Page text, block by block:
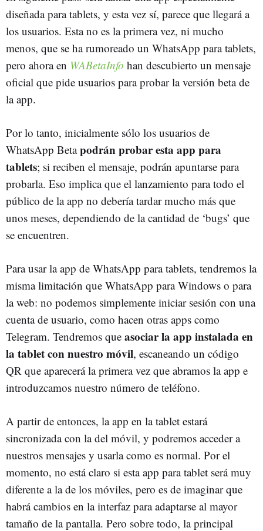
diseñada para tablets, y esta vez sí, parece que llegará a
los usuarios. Esta no es la primera vez, ni mucho
menos, que se ha rumoreado un WhatsApp para tablets,
pero ahora en WABetaInfo han descubierto un mensaje
oficial que pide usuarios para probar la versión beta de
la app.
Por lo tanto, inicialmente sólo los usuarios de
WhatsApp Betapodrán probar esta app para
tablets; si reciben el mensaje, podrán apuntarse para
probarla. Eso implica que el lanzamiento para todo el
público de la app no debería tardar mucho más que
unos meses, dependiendo de la cantidad de ‘bugs’ que
se encuentren.
Para usar la app de WhatsApp para tablets, tendremos la
misma limitación que WhatsApp para Windows o para
la web: no podemos simplemente iniciar sesión con una
cuenta de usuario, como hacen otras apps como
Telegram. Tendremos que asociar la app instalada en
la tablet con nuestro móvil, escaneando un código
QR que aparecerá la primera vez que abramos la app e
introduzcamos nuestro número de teléfono.
A partir de entonces, la app en la tablet estará
sincronizada con la del móvil, y podremos acceder a
nuestros mensajes y usarla como es normal. Por el
momento, no está claro si esta app para tablet será muy
diferente a la de los móviles, pero es de imaginar que
habrá cambios en la interfaz para adaptarse al mayor
tamaño de la pantalla. Pero sobre todo, la principal